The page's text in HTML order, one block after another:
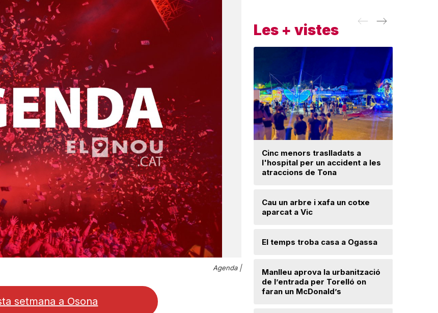
Agenda |
setmana a Osona
Les + vistes
Cinc menors traslladats a
l'hospital per un accident a les
atraccions de Tona
Cau un arbre i xafa un cotxe
aparcat a Vic
El temps troba casa a Ogassa
Manlleu aprova la urbanització
de l’entrada per Torelló on
faran un McDonald’s